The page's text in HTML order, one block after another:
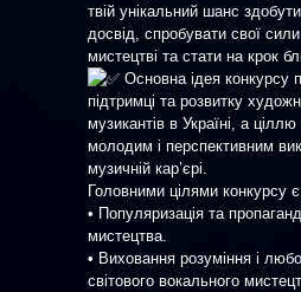
твій унікальний шанс
досвід, спробувати свої
мистецтві та стати на крок
Основна ідея конкурсу
підтримці та розвитку
музикантів в Україні, а
молодим і перспективним
музичній кар’єрі.
Головними цілями конкурсу
• Популяризація та
мистецтва.
• Виховання розуміння і
світового вокального